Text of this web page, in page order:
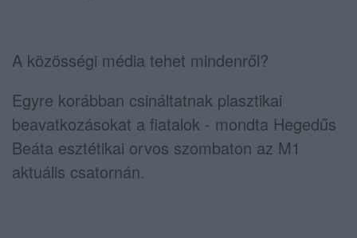
A közösségi média tehet mindenről?
Egyre korábban csináltatnak plasztikai
beavatkozásokat a fiatalok - mondta Hegedűs
Beáta esztétikai orvos szombaton az M1
aktuális csatornán.